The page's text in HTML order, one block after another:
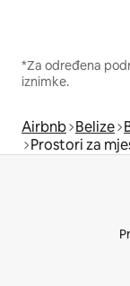
*Za određena
iznimke.
Airbnb Belize
Prostori za